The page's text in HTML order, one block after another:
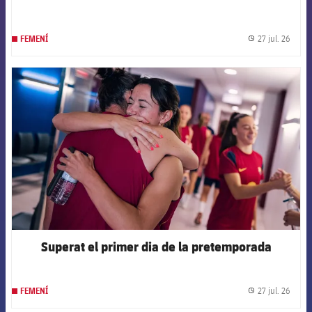
FEMENÍ 27 jul. 26
FCB Barcelona badge
Superat el primer dia de la pretemporada
FEMENÍ 27 jul. 26